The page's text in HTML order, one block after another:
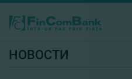
НОВОСТИ